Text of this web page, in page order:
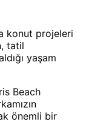
konut projeleri
tatil
yaşam
Beach
önemli bir